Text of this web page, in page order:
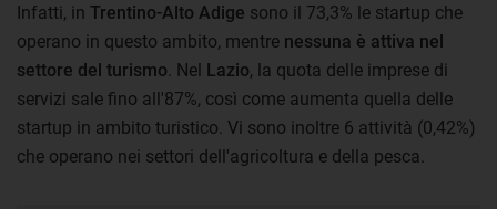
Infatti, in Trentino-Alto Adige sono il 73,3% le startup che
operano in questo ambito, mentre nessuna è attiva nel
settore del turismo . Nel Lazio, la quota delle imprese di
servizi sale fino all'87%, così come aumenta quella delle
startup in ambito turistico. Vi sono inoltre 6 attività (0,42%)
che operano nei settori dell'agricoltura e della pesca.